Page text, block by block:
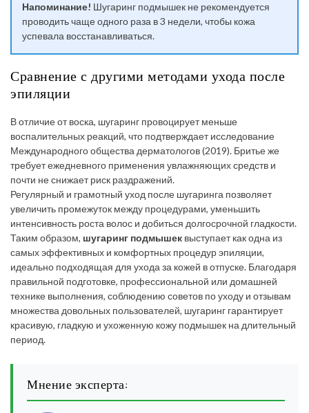
Напоминание! Шугаринг подмышек не рекомендуется
проводить чаще одного раза в 3 недели, чтобы кожа
успевала восстанавливаться.
Сравнение с другими методами ухода после
эпиляции
В отличие от воска, шугаринг провоцирует меньше
воспалительных реакций, что подтверждает исследование
Международного общества дерматологов (2019). Бритье же
требует ежедневного применения увлажняющих средств и
почти не снижает риск раздражений.
Регулярный и грамотный уход после шугаринга позволяет
увеличить промежуток между процедурами, уменьшить
интенсивность роста волос и добиться долгосрочной гладкости.
Таким образом, шугаринг подмышек выступает как одна из
самых эффективных и комфортных процедур эпиляции,
идеально подходящая для ухода за кожей в отпуске. Благодаря
правильной подготовке, профессиональной или домашней
технике выполнения, соблюдению советов по уходу и отзывам
множества довольных пользователей, шугаринг гарантирует
красивую, гладкую и ухоженную кожу подмышек на длительный
период.
Мнение эксперта: